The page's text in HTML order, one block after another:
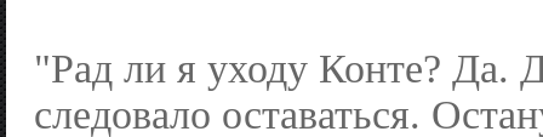
"Рад ли я уходу Конте? Да.
следовало оставаться.